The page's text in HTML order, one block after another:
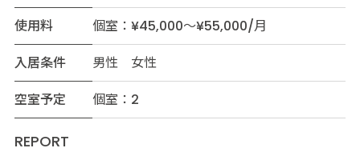
使用料
個室：¥45,000～¥55,000/月
入居条件
男性 女性
空室予定
個室：2
REPORT